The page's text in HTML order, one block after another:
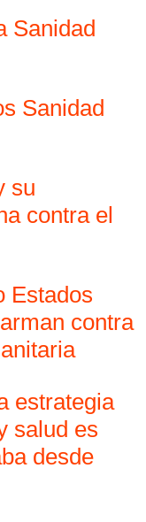
Sanidad
Sanidad
su
contra el
Estados
contra
estrategia
salud es
desde